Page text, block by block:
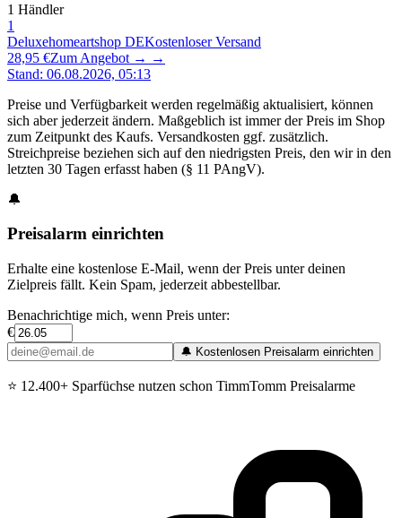
1 Händler
1
Deluxehomeartshop DEKostenloser Versand
28,95 €Zum Angebot → →
Stand: 06.08.2026, 05:13
Preise und Verfügbarkeit werden regelmäßig aktualisiert, können
sich aber jederzeit ändern. Maßgeblich ist immer der Preis im Shop
zum Zeitpunkt des Kaufs. Versandkosten ggf. zusätzlich.
Streichpreise beziehen sich auf den niedrigsten Preis, den wir in den
letzten 30 Tagen erfasst haben (§ 11 PAngV).
🔔
Preisalarm einrichten
Erhalte eine kostenlose E-Mail, wenn der Preis unter deinen
Zielpreis fällt. Kein Spam, jederzeit abbestellbar.
Benachrichtige mich, wenn Preis unter:
€
🔔 Kostenlosen Preisalarm einrichten
⭐ 12.400+ Sparfüchse nutzen schon TimmTomm Preisalarme